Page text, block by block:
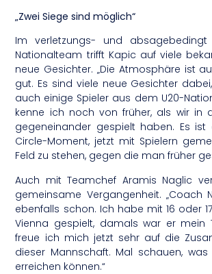
„Zwei Siege sind möglich“
Im verletzungs- und
Nationalteam trifft Kapic auf viele
neue Gesichter. „Die Atmosphäre ist
gut. Es sind viele neue Gesichter
auch einige Spieler aus dem U20-
kenne ich noch von früher, als wir in
gegeneinander gespielt haben. Es ist
Circle-Moment, jetzt mit Spielern
Feld zu stehen, gegen die man früher
Auch mit Teamchef Aramis Naglic
gemeinsame Vergangenheit. „Coach
ebenfalls schon. Ich habe mit 16 oder
Vienna gespielt, damals war er mein
freue ich mich jetzt sehr auf die
dieser Mannschaft. Mal schauen,
erreichen können.“